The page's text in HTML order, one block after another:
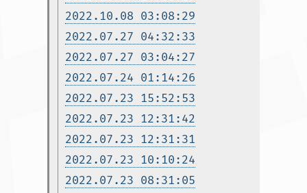
2022.10.08 03:08:29
2022.07.27 04:32:33
2022.07.27 03:04:27
2022.07.24 01:14:26
2022.07.23 15:52:53
2022.07.23 12:31:42
2022.07.23 12:31:31
2022.07.23 10:10:24
2022.07.23 08:31:05